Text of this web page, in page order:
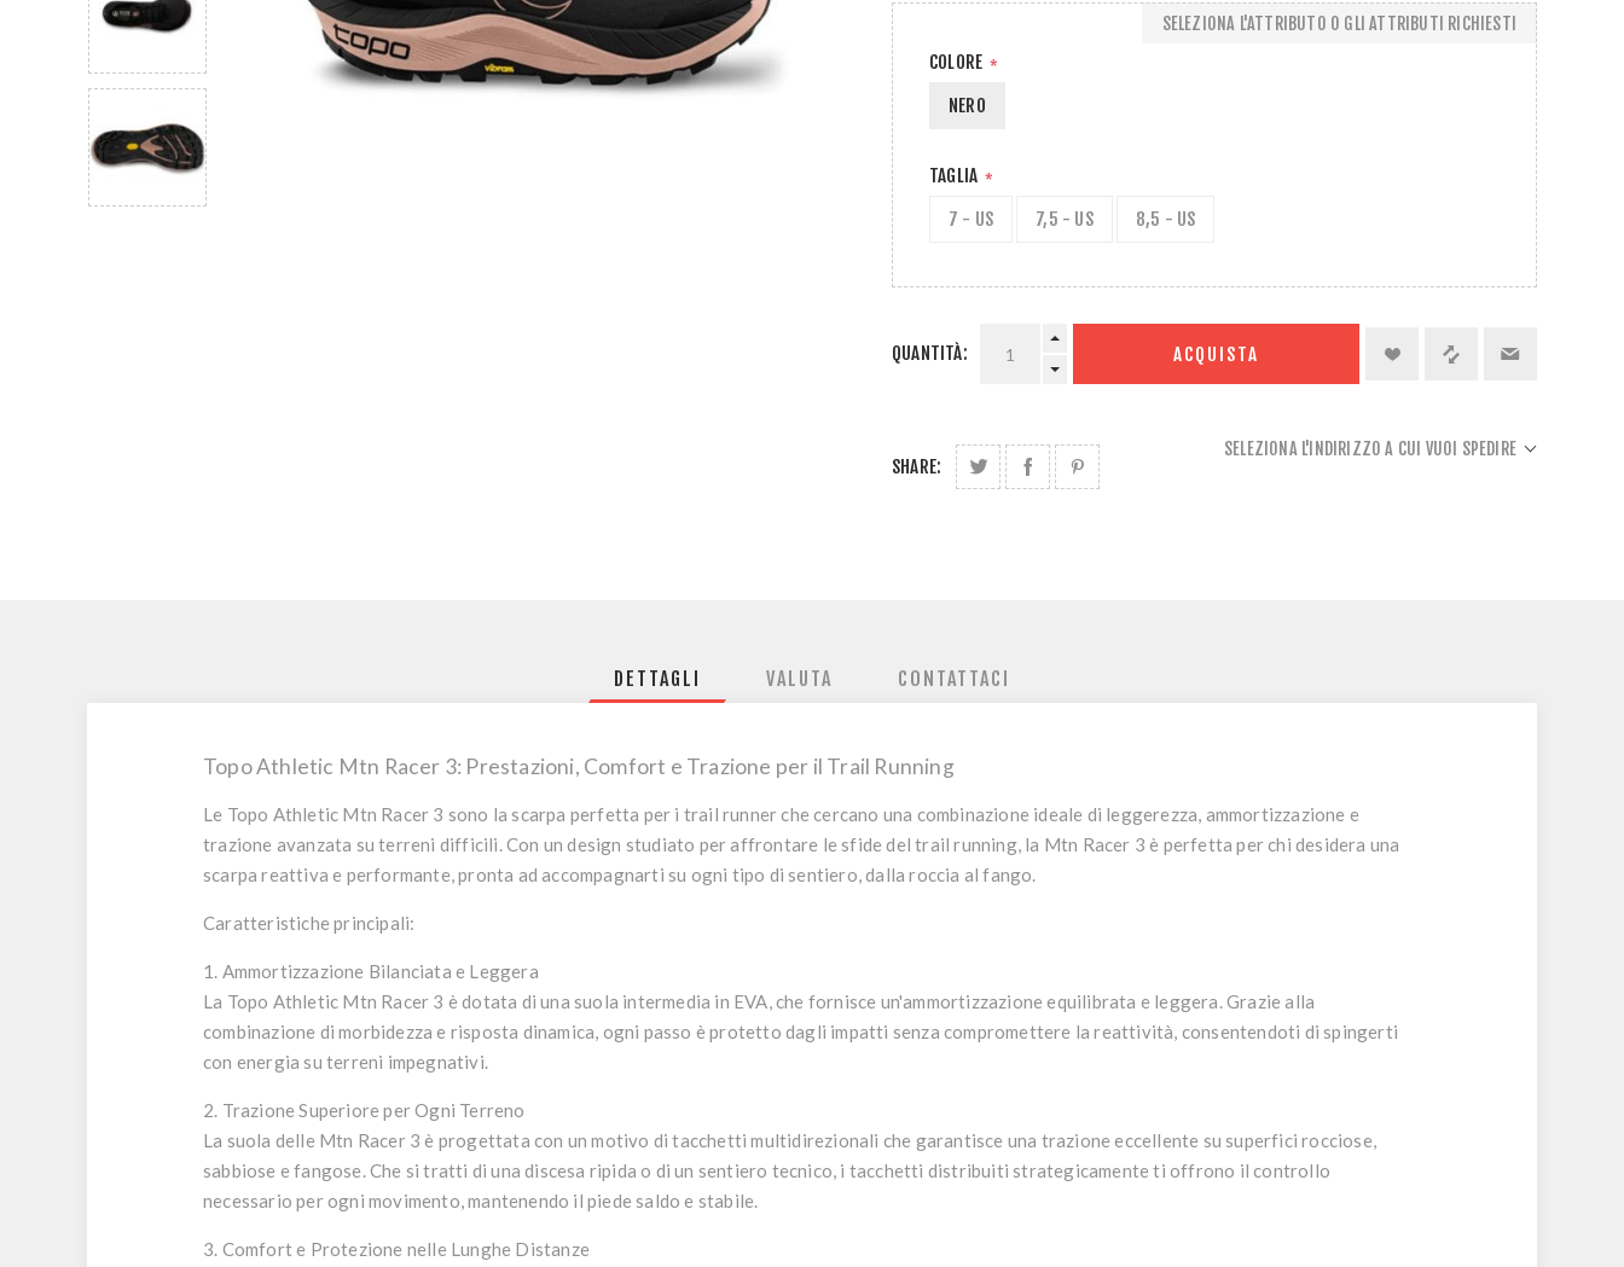
COLORE *
NERO
TAGLIA *
7 - US 7,5 - US 8,5 - US
SELEZIONA L'ATTRIBUTO O GLI ATTRIBUTI RICHIESTI
QUANTITÀ: ACQUISTA
SHARE:
SELEZIONA L'INDIRIZZO A CUI VUOI SPEDIRE
DETTAGLI VALUTA CONTATTACI
Topo Athletic Mtn Racer 3: Prestazioni, Comfort e Trazione per il Trail Running
Le Topo Athletic Mtn Racer 3 sono la scarpa perfetta per i trail runner che cercano una combinazione ideale di leggerezza, ammortizzazione e
trazione avanzata su terreni difficili. Con un design studiato per affrontare le sfide del trail running, la Mtn Racer 3 è perfetta per chi desidera una
scarpa reattiva e performante, pronta ad accompagnarti su ogni tipo di sentiero, dalla roccia al fango.
Caratteristiche principali:
1. Ammortizzazione Bilanciata e Leggera
La Topo Athletic Mtn Racer 3 è dotata di unasuola intermedia in EVA, che fornisce un'ammortizzazione equilibrata e leggera. Grazie alla
combinazione di morbidezza e risposta dinamica, ogni passo è protetto dagli impatti senza compromettere la reattività, consentendoti di spingerti
con energia su terreni impegnativi.
2. Trazione Superiore per Ogni Terreno
La suola delle Mtn Racer 3 è progettata con unmotivo di tacchetti multidirezionali che garantisce una trazione eccellente su superfici rocciose,
sabbiose e fangose. Che si tratti di una discesa ripida o di un sentiero tecnico, i tacchetti distribuiti strategicamente ti offrono il controllo
necessario per ogni movimento, mantenendo il piede saldo e stabile.
3. Comfort e Protezione nelle Lunghe Distanze